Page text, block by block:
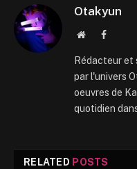
Otakyun
Website
Rédacteur et
par l'univers
oeuvres de
quotidien
RELATED POSTS